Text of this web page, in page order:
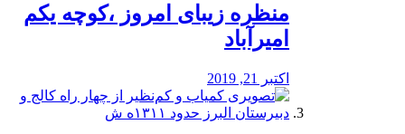
منظره‌‌ زیبای امروز ،کوچه یکم
امیرآباد
اکتبر 21, 2019